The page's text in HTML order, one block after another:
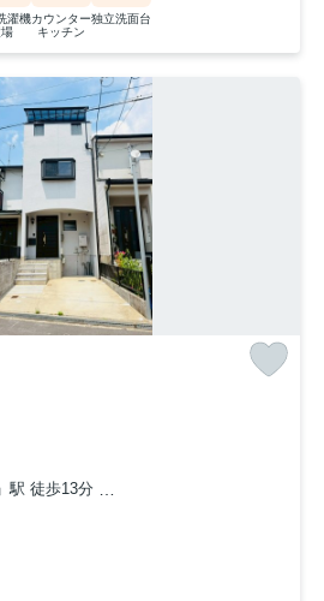
濯機カウンター
キッチン
独立洗面台
駅 徒歩13分